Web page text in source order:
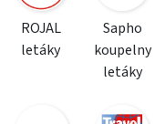
ROJAL
letáky
Sapho
koupelny
letáky